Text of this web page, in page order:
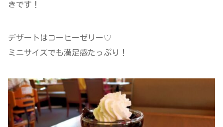
きです！
デザートはコーヒーゼリー♡
ミニサイズでも満足感たっぷり！